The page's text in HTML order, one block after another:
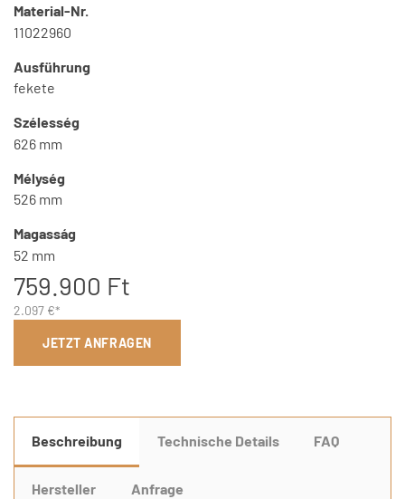
Material-Nr.
11022960
Ausführung
fekete
Szélesség
626 mm
Mélység
526 mm
Magasság
52 mm
759.900 Ft
2.097 €*
JETZT ANFRAGEN
Beschreibung Technische Details FAQ
Hersteller Anfrage